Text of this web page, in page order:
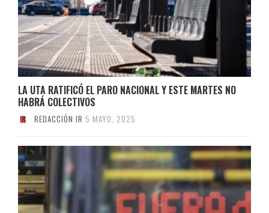
LA UTA RATIFICÓ EL PARO NACIONAL Y ESTE MARTES NO
HABRÁ COLECTIVOS
REDACCIÓN IR 5 MAYO, 2025